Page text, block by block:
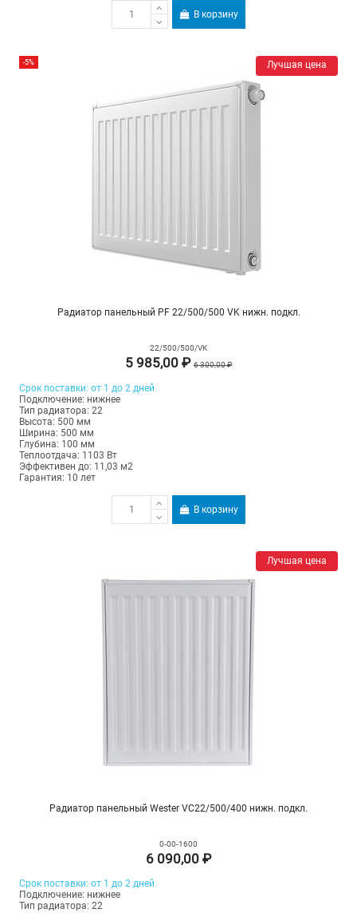
В корзину
Лучшая цена
-5%
Радиатор панельный PF 22/500/500 VK нижн. подкл.
22/500/500/VK
5 985,00 ₽6 300,00 ₽
Срок поставки: от 1 до 2 дней
Подключение: нижнее
Тип радиатора: 22
Высота: 500 мм
Ширина: 500 мм
Глубина: 100 мм
Теплоотдача: 1103 Вт
Эффективен до: 11,03 м2
Гарантия: 10 лет
В корзину
Лучшая цена
Радиатор панельный Wester VC22/500/400 нижн. подкл.
0-00-1600
6 090,00 ₽
Срок поставки: от 1 до 2 дней
Подключение: нижнее
Тип радиатора: 22